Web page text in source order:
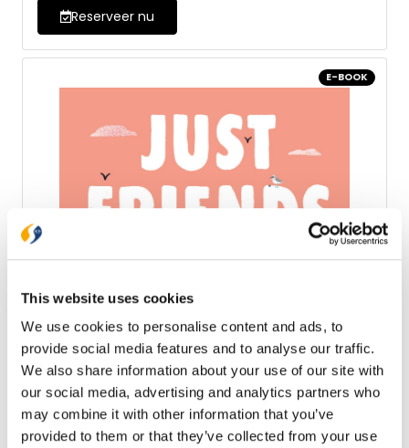
This website uses cookies
We use cookies to personalise content and ads, to
provide social media features and to analyse our traffic.
We also share information about your use of our site with
our social media, advertising and analytics partners who
may combine it with other information that you’ve
provided to them or that they’ve collected from your use
zouden passen in jullie gezin? Nieske Sel¬les schreef
een inspiratieboek waarin ze ervaringen deelt uit
haar eigen gewone gezinsleven. * concreet en
herkenbaar geschreven, met voorbeel¬den uit het
hoe 'huis¬godsdienst' vorm kan krijgen
Reserveer nu
E-BOOK
Just Friends
De langverwachte debuutroman van booktokker en
booktuber Haley Pham is een liefdesverhaal van
twee onafscheidelijke jeugdvrienden, Blair en
Declan, die elkaar kwijtraken én terugvinden. Als Blair
is afgestudeerd, keert ze terug naar Seabrook, het
€ 14,99